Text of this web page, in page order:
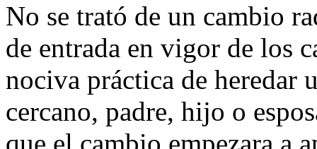
No se trató de un cambio
de entrada en vigor de los
nociva práctica de heredar
cercano, padre, hijo o